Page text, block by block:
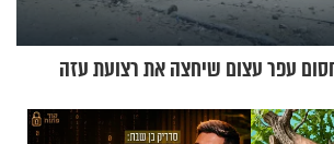
עפר עצום שיחצה את רצועת עזה